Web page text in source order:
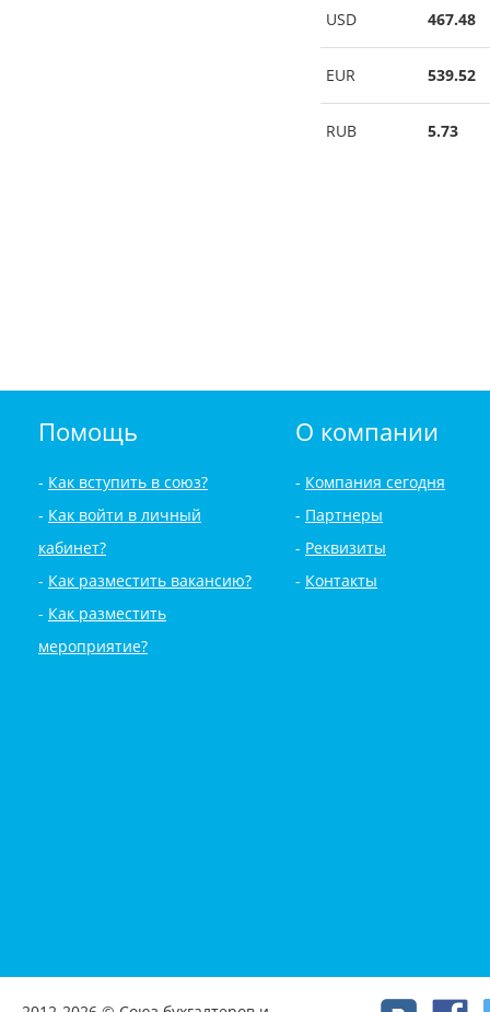
USD 467.48
EUR 539.52
RUB 5.73
Помощь
Как вступить в союз?
Как войти в личный
кабинет?
Как разместить вакансию?
Как разместить
мероприятие?
О компании
Компания сегодня
Партнеры
Реквизиты
Контакты